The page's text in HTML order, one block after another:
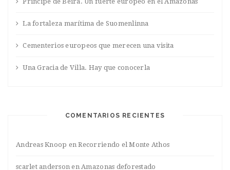
La fortaleza marítima de Suomenlinna
Cementerios europeos que merecen una visita
Una Gracia de Villa. Hay que conocerla
COMENTARIOS RECIENTES
Andreas Knoop enRecorriendo el Monte Athos
scarlet anderson enAmazonas deforestado